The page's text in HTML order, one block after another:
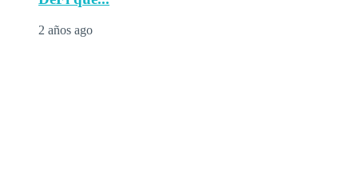
2 años ago